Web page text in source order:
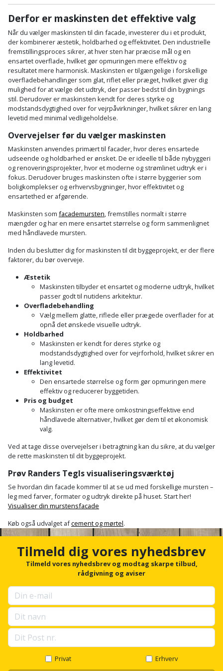
Fugtsikring
Garageport
Gelænder
Gips
Grundmursplader
Hardieplank
brædder
Hemsestige
Isolering
Komposit
terrassebrædder
Lecablokke
fundablokke
Lofter
Lofttrapper
Murbinder
Murpap
murfolie
Mursten
Plastlister
Radonsikring
Rumdeler
Sand
og
grus
bolte
og
møtrikker
Skunklem
Fugepistol
og
skumpistol
Gevindskærer
Gipsværktøj
Glasløfter
Glasskærer
Hæftepistol
og
-
hammer
Hammer
Høvl
Kiler
Kloakrenser
og
hobbykniv
Koben
Kridtsnor
Lærlingesæt
Målebånd
Markeringsværktøj
Mejsel
Murerværktøj
Nøgleværktøj
Økse
Oliekande
Betonsliber
Bindemaskine
Bits
Bor
Bordrundsav
Bore-
og
skruemaskine
Borehammer
Boremaskinetilbehør
Detektor
Diamantskæremaskine
Diamantslibertilbehør
Dykkerpistol
Dyksav
Excentersliber
Excenterslibertilbehør
Fedtsprøjte
Flamingoskærer
Flisevibrator
Føringsskinne
Forlængerledning
Fugepistol
Fugtmåler
Gipsskruemaskine
Girafsliber
Girafsliber
tilbehør
Motorenhed
Motorsav
og
kædesav
Motorsav
og
kædesav
tilbehør
Pælebor
Plæneklipper
Plæneklipper
tilbehør
Robotplæneklipper
tilbehør
Vandpumpe
Vertikalskærer
mosfjerner
Vinduesvasker
Brænde
Brændeovn
Brandslukker
Brugskunst
Camping
Damprengøring
Dørmåtte
Dørrist
Drivhustilbehør
Elartikler
Flagstænger
Fuglefoderhus
Garderobe
opbevaring
Gavekort
Gummibåd
og
kajak
Havemøbler
Havepleje
Haveredskaber
og
tilbehør
Havetilbehør
og
afrensning
Spartelmasse
til
væg
Tape
Rør
og
fittings
Stålvask
Ventilation
og
indeklima
Guides
Gaveideer
Aktiviteter
Derfor er maskinsten det effektive valg
Når du vælger maskinsten til din facade, investerer du i et produkt,
der kombinerer æstetik, holdbarhed og effektivitet. Den industrielle
fremstillingsproces sikrer, at hver sten har præcise mål og en
ensartet overflade, hvilket gør opmuringen mere effektiv og
resultatet mere harmonisk. Maskinsten er tilgængelige i forskellige
overfladebehandlinger som glat, riflet eller præget, hvilket giver dig
mulighed for at vælge det udtryk, der passer bedst til din bygnings
stil. Derudover er maskinsten kendt for deres styrke og
modstandsdygtighed over for vejrpåvirkninger, hvilket sikrer en lang
levetid med minimal vedligeholdelse.
Overvejelser før du vælger maskinsten
Maskinsten anvendes primært til facader, hvor deres ensartede
udseende og holdbarhed er ønsket. De er ideelle til både nybyggeri
og renoveringsprojekter, hvor et moderne og strømlinet udtryk er i
fokus. Derudover bruges maskinsten ofte i større byggerier som
boligkomplekser og erhvervsbygninger, hvor effektivitet og
ensartethed er afgørende.
Maskinsten som facademursten, fremstilles normalt i større
mængder og har en mere ensartet størrelse og form sammenlignet
med håndlavede mursten.
Inden du beslutter dig for maskinsten til dit byggeprojekt, er der flere
faktorer, du bør overveje.
Æstetik
Maskinsten tilbyder et ensartet og moderne udtryk, hvilket
passer godt til nutidens arkitektur.
Overfladebehandling
Vælg mellem glatte, riflede eller prægede overflader for at
opnå det ønskede visuelle udtryk.
Holdbarhed
Maskinsten er kendt for deres styrke og
modstandsdygtighed over for vejrforhold, hvilket sikrer en
lang levetid.
Effektivitet
Den ensartede størrelse og form gør opmuringen mere
effektiv og reducerer byggetiden.
Pris og budget
Maskinsten er ofte mere omkostningseffektive end
håndlavede alternativer, hvilket gør dem til et økonomisk
valg.
Ved at tage disse overvejelser i betragtning kan du sikre, at du vælger
de rette maskinsten til dit byggeprojekt.
Prøv Randers Tegls visualiseringsværktøj
Se hvordan din facade kommer til at se ud med forskellige mursten –
leg med farver, formater og udtryk direkte på huset. Start her!
Visualiser din murstensfacade
Køb også udvalget afcement og mørtel.
Tilmeld dig vores nyhedsbrev
Tilmeld vores nyhedsbrev og modtag skarpe tilbud,
rådgivning og aviser
Privat Erhverv